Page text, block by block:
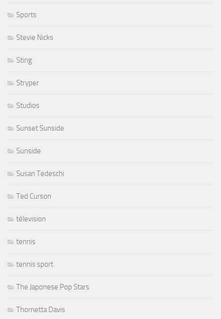
Sports
Stevie Nicks
Sting
Stryper
Studios
Sunset Sunside
Sunside
Susan Tedeschi
Ted Curson
télevision
tennis
tennis sport
The Japonese Pop Stars
Thornetta Davis